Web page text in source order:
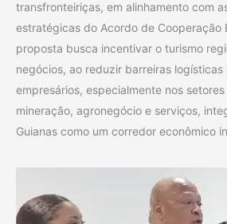
transfronteiriças, em alinhamento com
estratégicas do Acordo de Cooperação
proposta busca incentivar o turismo
negócios, ao reduzir barreiras
empresários, especialmente nos
mineração, agronegócio e serviços,
Guianas como um corredor econômico